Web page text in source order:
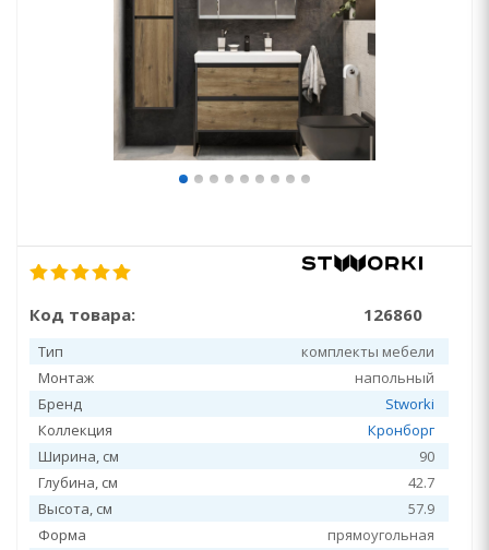
Код товара: 126860
Тип
комплекты мебели
Монтаж
напольный
Бренд
Stworki
Коллекция
Кронборг
Ширина, см
90
Глубина, см
42.7
Высота, см
57.9
Форма
прямоугольная